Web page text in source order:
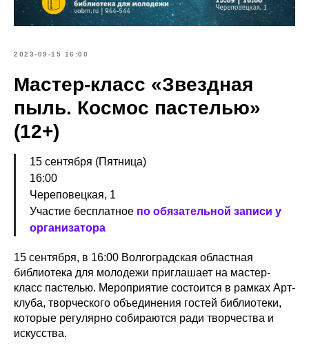
2023-09-15 16:00
Мастер-класс «Звездная
пыль. Космос пастелью»
(12+)
15 сентября (Пятница)
16:00
Череповецкая, 1
Участие бесплатное по обязательной записи у
организатора
15 сентября, в 16:00 Волгоградская областная
библиотека для молодежи приглашает на мастер-
класс пастелью. Мероприятие состоится в рамках Арт-
клуба, творческого объединения гостей библиотеки,
которые регулярно собираются ради творчества и
искусства.